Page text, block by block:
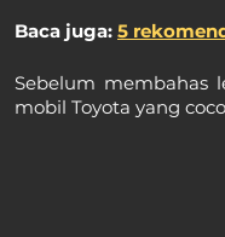
Baca juga: 5
Sebelum membahas
mobil Toyota yang